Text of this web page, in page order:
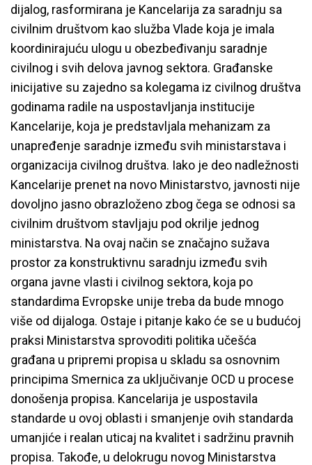
dijalog, rasformirana je Kancelarija za saradnju sa
civilnim društvom kao služba Vlade koja je imala
koordinirajuću ulogu u obezbeđivanju saradnje
civilnog i svih delova javnog sektora. Građanske
inicijative su zajedno sa kolegama iz civilnog društva
godinama radile na uspostavljanja institucije
Kancelarije, koja je predstavljala mehanizam za
unapređenje saradnje između svih ministarstava i
organizacija civilnog društva. Iako je deo nadležnosti
Kancelarije prenet na novo Ministarstvo, javnosti nije
dovoljno jasno obrazloženo zbog čega se odnosi sa
civilnim društvom stavljaju pod okrilje jednog
ministarstva. Na ovaj način se značajno sužava
prostor za konstruktivnu saradnju između svih
organa javne vlasti i civilnog sektora, koja po
standardima Evropske unije treba da bude mnogo
više od dijaloga. Ostaje i pitanje kako će se u budućoj
praksi Ministarstva sprovoditi politika učešća
građana u pripremi propisa u skladu sa osnovnim
principima Smernica za uključivanje OCD u procese
donošenja propisa. Kancelarija je uspostavila
standarde u ovoj oblasti i smanjenje ovih standarda
umanjiće i realan uticaj na kvalitet i sadržinu pravnih
propisa. Takođe, u delokrugu novog Ministarstva